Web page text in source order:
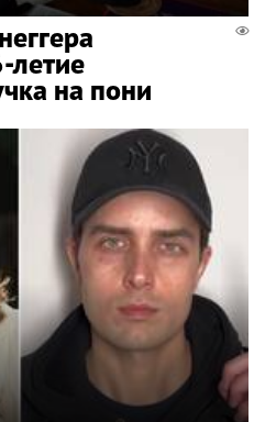
летие
на пони